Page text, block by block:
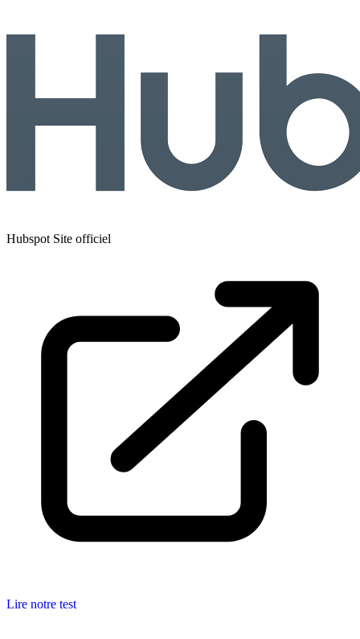
Hubspot Site officiel
Lire notre test